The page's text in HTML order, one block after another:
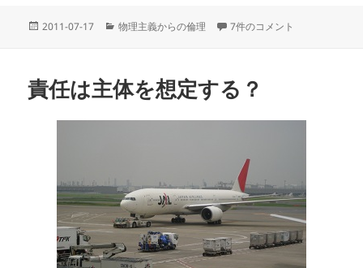
投
2011-07-17
カ
ー
物理主義からの倫理 人間は行為者である への
7件のコメント
責任は主体を想定する？